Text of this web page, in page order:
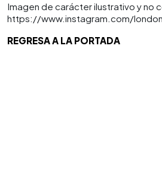
Imagen de carácter ilustrativo y no
https://www.instagram.com/
REGRESA A LA PORTADA